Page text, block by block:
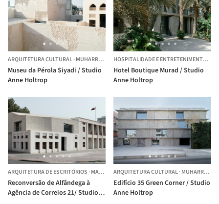
ARQUITETURA CULTURAL·MUHARRAQ, BAREIN
Museu da Pérola Siyadi / Studio
Anne Holtrop
HOSPITALIDADE E ENTRETENIMENTO·
Hotel Boutique Murad / Studio
Anne Holtrop
ARQUITETURA DE ESCRITÓRIOS ·MANAMA, BAREIN
Reconversão de Alfândega à
Agência de Correios 21/ Studio
ARQUITETURA CULTURAL·MUHARRAQ,
Edifício 35 Green Corner / Studio
Anne Holtrop